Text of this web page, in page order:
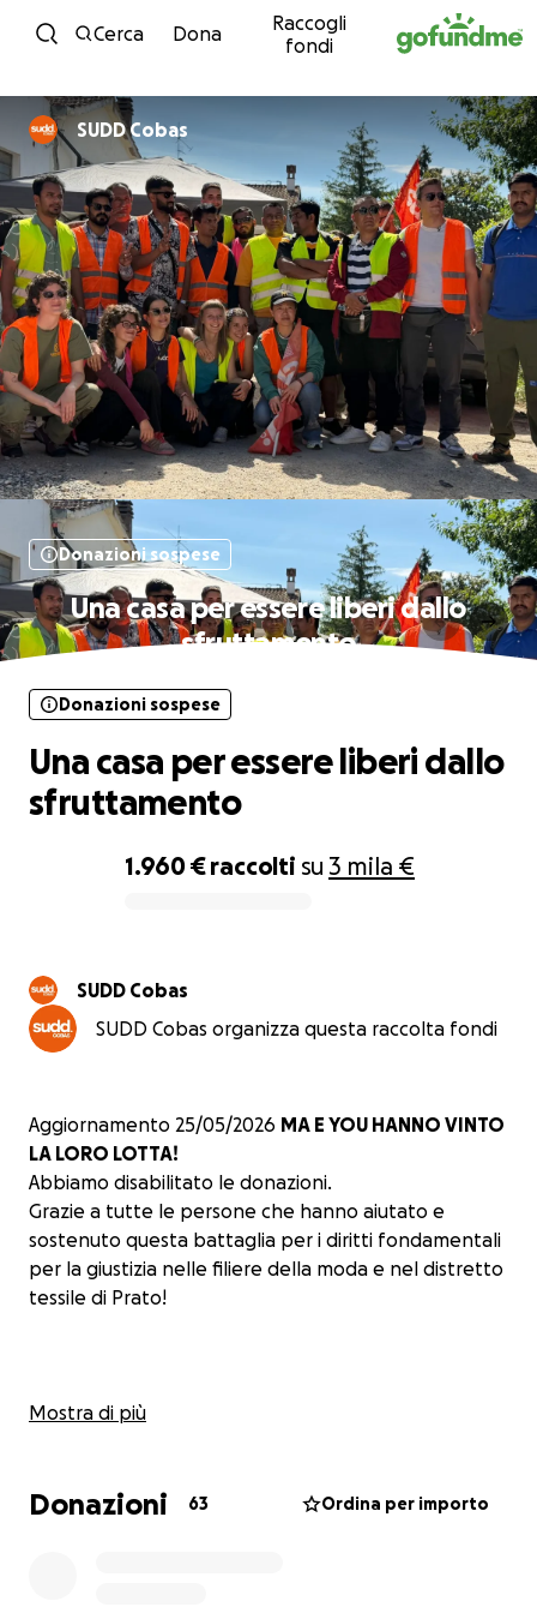
Vai al contenuto
Cerca Dona
Raccogli
fondi
SUDD Cobas
Donazioni sospese
Una casa per essere liberi dallo
sfruttamento
1.960 €raccolti su 3 mila €
Donazioni sospese
Una casa per essere liberi dallo
sfruttamento
SUDD Cobas
SUDD Cobas organizza questa raccolta fondi
Aggiornamento 25/05/2026 MA E YOU HANNO VINTO
LA LORO LOTTA!
Abbiamo disabilitato le donazioni.
Grazie a tutte le persone che hanno aiutato e
sostenuto questa battaglia per i diritti fondamentali
per la giustizia nelle filiere della moda e nel distretto
tessile di Prato!
Mostra di più
Donazioni 63 Ordina per importo